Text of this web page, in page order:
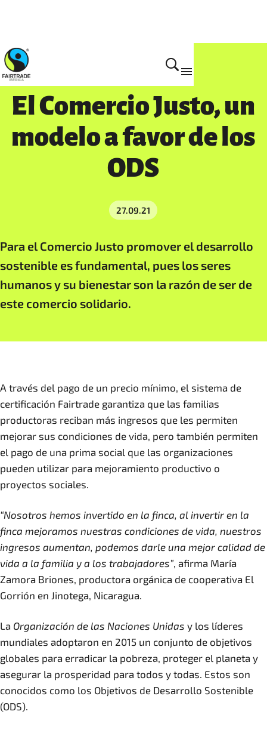
Actualidad
El Comercio Justo, un
modelo a favor de los
ODS
27.09.21
Para el Comercio Justo promover el desarrollo
sostenible es fundamental, pues los seres
humanos y su bienestar son la razón de ser de
este comercio solidario.
A través del pago de un precio mínimo, el sistema de
certificación Fairtrade garantiza que las familias
productoras reciban más ingresos que les permiten
mejorar sus condiciones de vida, pero también permiten
el pago de una prima social que las organizaciones
pueden utilizar para mejoramiento productivo o
proyectos sociales.
“Nosotros hemos invertido en la finca, al invertir en la
finca mejoramos nuestras condiciones de vida, nuestros
ingresos aumentan, podemos darle una mejor calidad de
vida a la familia y a los trabajadores”, afirma María
Zamora Briones, productora orgánica de cooperativa El
Gorrión en Jinotega, Nicaragua.
La Organización de las Naciones Unidas y los líderes
mundiales adoptaron en 2015 un conjunto de objetivos
globales para erradicar la pobreza, proteger el planeta y
asegurar la prosperidad para todos y todas. Estos son
conocidos como los Objetivos de Desarrollo Sostenible
(ODS).